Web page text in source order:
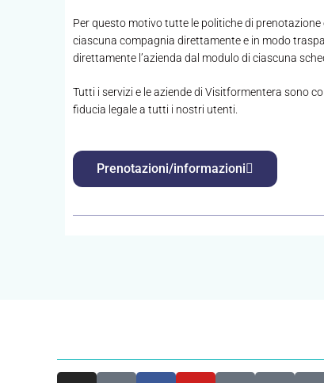
Per questo motivo tutte le politiche di
ciascuna compagnia direttamente e in modo
direttamente l’azienda dal modulo di ciascuna
Tutti i servizi e le aziende di Visitformentera sono
fiducia legale a tutti i nostri utenti.
Prenotazioni/informazioni